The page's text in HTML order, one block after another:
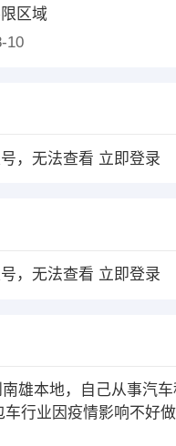
区域
10
，无法查看 立即登录
，无法查看 立即登录
雄本地，自己从事汽
车行业因疫情影响不好